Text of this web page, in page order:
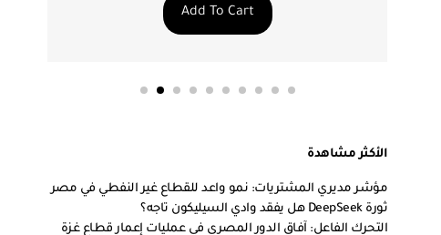
Add To Cart
الأكثر مشاهدة
مؤشر مديري المشتريات: نمو واعد للقطاع غير النفطي في مصر
ثورة DeepSeek هل يفقد وادي السيليكون تاجه؟
التحرك الفاعل: آفاق الدور المصري في عمليات إعمار قطاع غزة